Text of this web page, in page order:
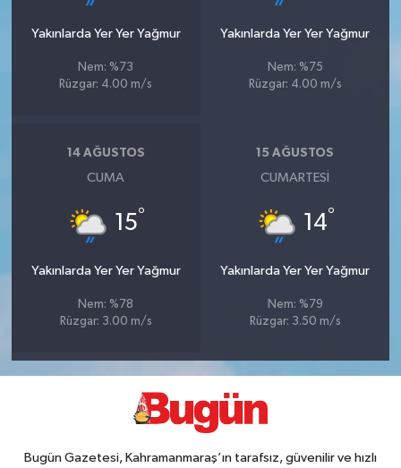
Yakınlarda Yer Yer Yağmur
Nem: %73
Rüzgar: 4.00 m/s
Yakınlarda Yer Yer Yağmur
Nem: %75
Rüzgar: 4.00 m/s
14 AĞUSTOS
CUMA
15°
Yakınlarda Yer Yer Yağmur
Nem: %78
Rüzgar: 3.00 m/s
15 AĞUSTOS
CUMARTESI
14°
Yakınlarda Yer Yer Yağmur
Nem: %79
Rüzgar: 3.50 m/s
Bugün Gazetesi, Kahramanmaraş’ın tarafsız, güvenilir ve hızlı